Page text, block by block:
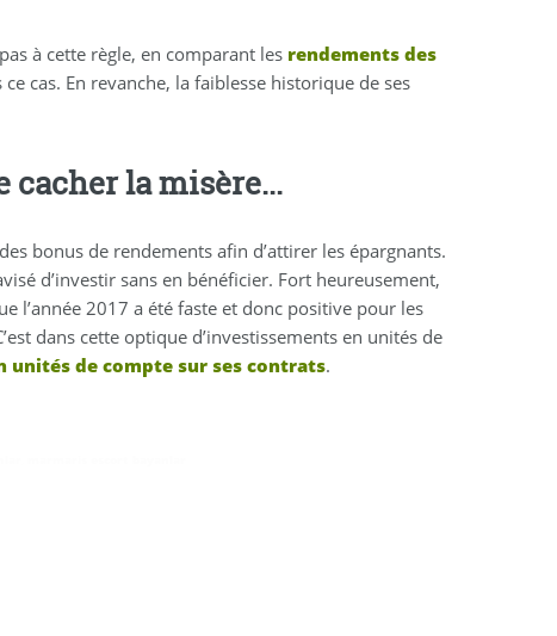
à cette règle, en comparant les rendements des
cas. En revanche, la faiblesse historique de ses
cacher la misère...
bonus de rendements afin d’attirer les épargnants.
d’investir sans en bénéficier. Fort heureusement,
l’année 2017 a été faste et donc positive pour les
dans cette optique d’investissements en unités de
unités de compte sur ses contrats.